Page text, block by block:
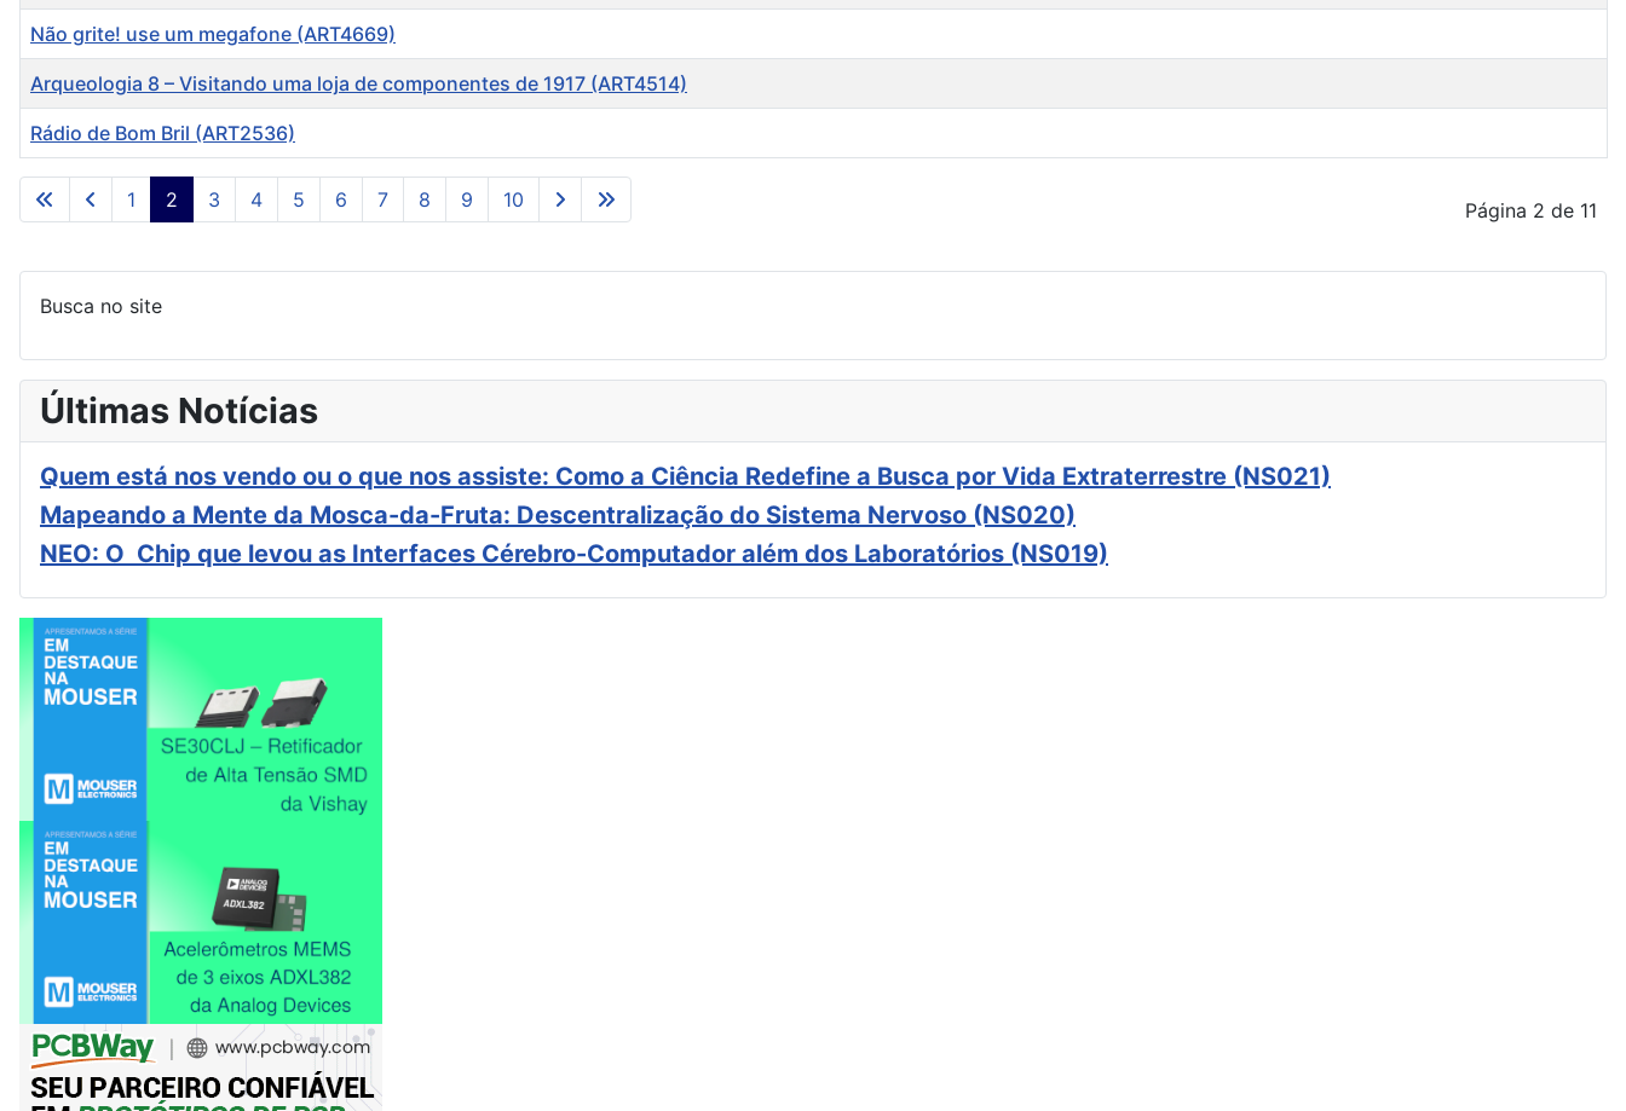
Artigos
Não grite! use um megafone (ART4669)
Arqueologia 8 – Visitando uma loja de componentes de 1917 (ART4514)
Rádio de Bom Bril (ART2536)
Página 2 de 11
1 2 3 4 5 6 7 8 9 10
Busca no site
Últimas Notícias
Quem está nos vendo ou o que nos assiste: Como a Ciência Redefine a Busca por Vida Extraterrestre (NS021)
Mapeando a Mente da Mosca-da-Fruta: Descentralização do Sistema Nervoso (NS020)
NEO: O Chip que levou as Interfaces Cérebro-Computador além dos Laboratórios (NS019)